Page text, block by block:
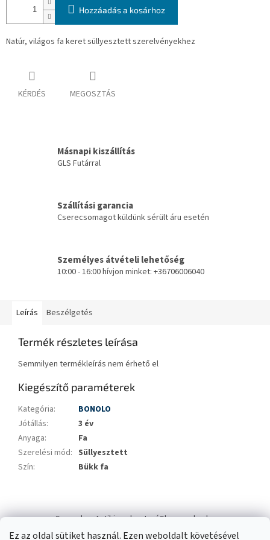
Ez az oldal sütiket használ. Ezen weboldalt követésével
Hozzáadás a kosárhoz
Natúr, világos fa keret süllyesztett szerelvényekhez
KÉRDÉS MEGOSZTÁS
Másnapi kiszállítás
GLS Futárral
Szállítási garancia
Cserecsomagot küldünk sérült áru esetén
Személyes átvételi lehetőség
10:00 - 16:00 hívjon minket: +36706006040
Leírás Beszélgetés
Termék részletes leírása
Semmilyen termékleírás nem érhető el
Kiegészítő paraméterek
Kategória:
BONOLO
Jótállás:
3 év
Anyaga:
Fa
Szerelési mód: Süllyesztett
Szín: Bükk fa
á
Swana.hu Antikizzo.hu IzzóShop solyo.hu